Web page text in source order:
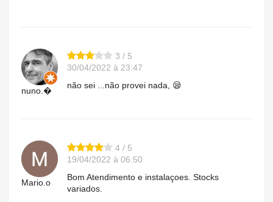
nuno.�
3 / 5
30/04/2022 à 23:47
não sei ...não provei nada, 😪
Mario.o
4 / 5
19/04/2022 à 06:50
Bom Atendimento e instalaçoes. Stocks
variados.